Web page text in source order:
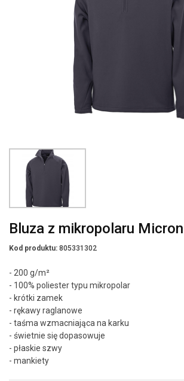
Bluza z mikropolaru
Kod produktu: 805331302
- 200 g/m²
- 100% poliester typu mikropolar
- krótki zamek
- rękawy raglanowe
- taśma wzmacniająca na karku
- świetnie się dopasowuje
- płaskie szwy
- mankiety